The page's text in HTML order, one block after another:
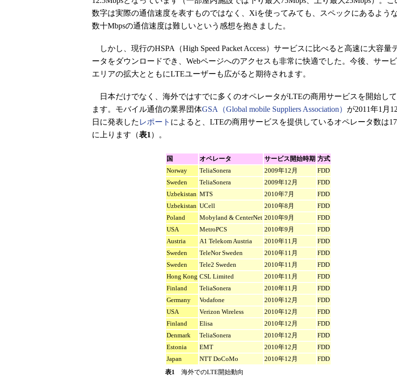
数字は実際の通信速度を表すものではなく、Xiを使ってみても、スペックにあるよう
数十Mbpsの通信速度は難しいという感想を抱きました。
しかし、現行のHSPA（High Speed Packet Access）サービスに比べると高速に大容量
ータをダウンロードでき、Webページへのアクセスも非常に快適でした。今後、サー
エリアの拡大とともにLTEユーザーも広がると期待されます。
日本だけでなく、海外ではすでに多くのオペレータがLTEの商用サービスを開始し
ます。モバイル通信の業界団体GSA（Global mobile Suppliers Association） が2011年1月12
日に発表した レポート によると、LTEの商用サービスを提供しているオペレータ数は
に上ります（表1 ）。
国 オペレータ サービス開始時期 方式
Norway
TeliaSonera 2009年12月
FDD
Sweden
TeliaSonera 2009年12月
FDD
Uzbekistan MTS 2010年7月
FDD
Uzbekistan UCell 2010年8月
FDD
Poland
Mobyland & CenterNet 2010年9月
FDD
USA
MetroPCS 2010年9月
FDD
Austria
A1 Telekom Austria 2010年11月
FDD
Sweden
TeleNor Sweden 2010年11月
FDD
Sweden
Tele2 Sweden 2010年11月
FDD
Hong Kong CSL Limited 2010年11月
FDD
Finland
TeliaSonera 2010年11月
FDD
Germany
Vodafone 2010年12月
FDD
USA
Verizon Wireless 2010年12月
FDD
Finland
Elisa 2010年12月
FDD
Denmark
TeliaSonera 2010年12月
FDD
Estonia
EMT 2010年12月
FDD
Japan
NTT DoCoMo 2010年12月
FDD
表1 海外でのLTE開始動向